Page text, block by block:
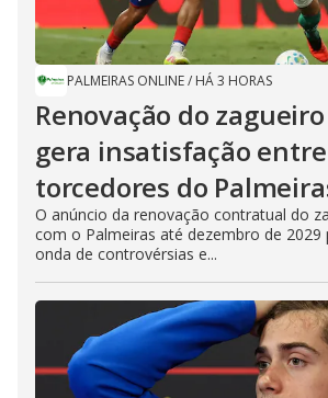
PALMEIRAS ONLINE/ HÁ 3 HORAS
Renovação do
gera insatisfação entre
torcedores do
O anúncio da renovação contratual do
com o Palmeiras até dezembro de 2029
onda de controvérsias e...